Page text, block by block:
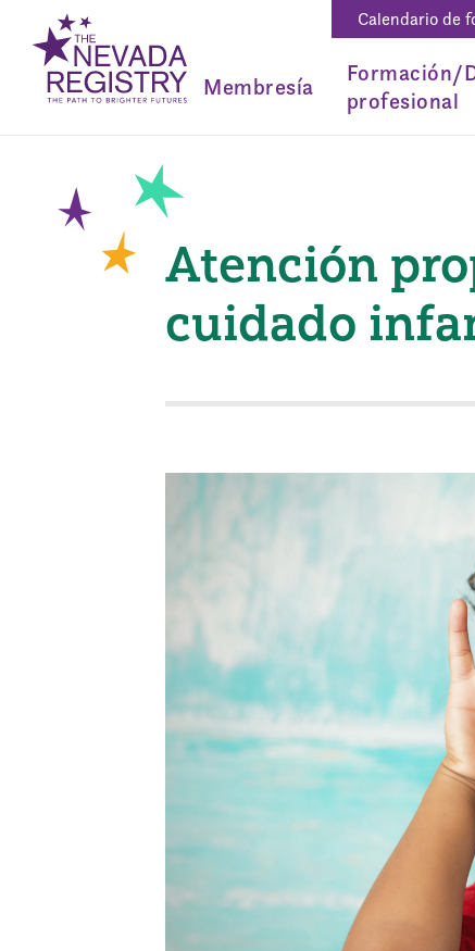
Calendario de
Membresía
Formación/
profesional
Atención
cuidado